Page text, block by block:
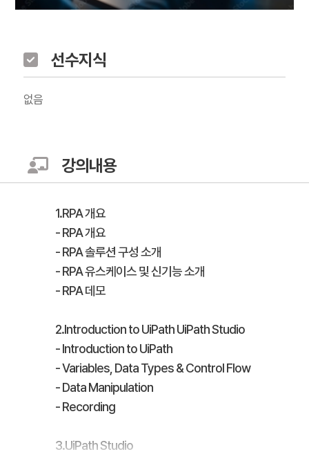
선수지식
없음
강의내용
1.RPA 개요
- RPA 개요
- RPA 솔루션 구성 소개
- RPA 유스케이스 및 신기능 소개
- RPA 데모
2.Introduction to UiPath UiPath Studio
- Introduction to UiPath
- Variables, Data Types & Control Flow
- Data Manipulation
- Recording
3.UiPath Studio